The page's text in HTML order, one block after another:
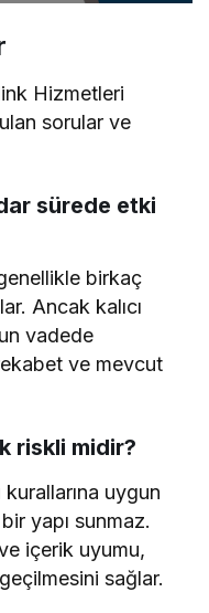
Hizmetleri
sorular ve
sürede etki
birkaç
Ancak kalıcı
vadede
ve mevcut
riskli midir?
uygun
yapı sunmaz.
içerik uyumu,
sağlar.